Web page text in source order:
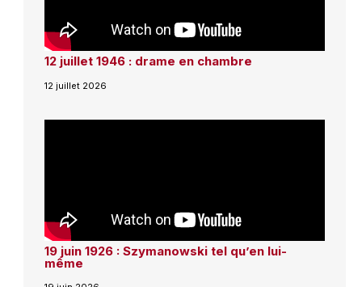
12 juillet 1946 : drame en chambre
12 juillet 2026
19 juin 1926 : Szymanowski tel qu’en lui-
même